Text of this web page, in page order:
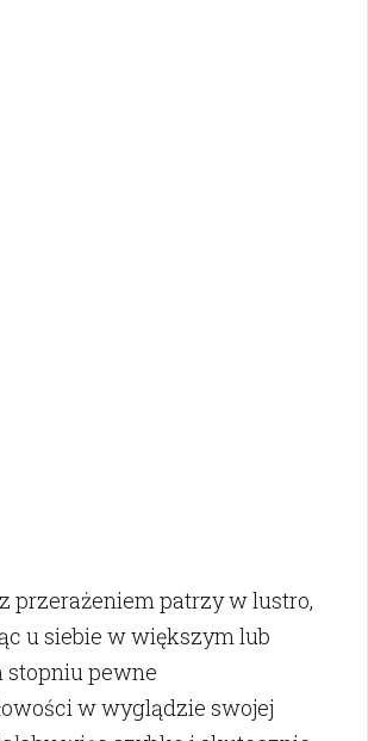
przerażeniem patrzy w lustro,
u siebie w większym lub
stopniu pewne
w wyglądzie swojej